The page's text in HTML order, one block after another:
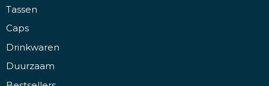
Tassen
Caps
Drinkwaren
Duurzaam